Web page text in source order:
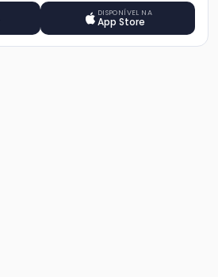
DISPONÍVEL NA
App Store